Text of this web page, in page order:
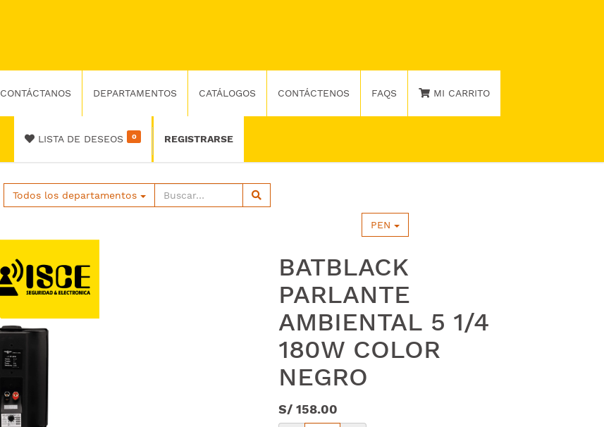
CONTÁCTANOS DEPARTAMENTOS CATÁLOGOS CONTÁCTENOS FAQS MI CARRITO
LISTA DE DESEOS 0 REGISTRARSE
Todos los departamentos
PEN
BATBLACK
PARLANTE
AMBIENTAL 5 1/4
180W COLOR
NEGRO
S/ 158.00